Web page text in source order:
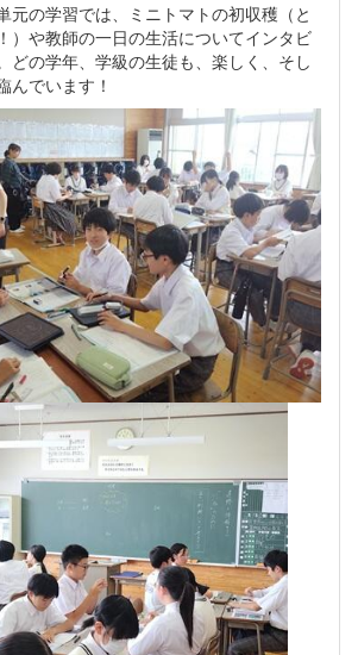
元の学習では、ミニトマトの初収穫（と
）や教師の一日の生活についてインタビ
どの学年、学級の生徒も、楽しく、そし
んでいます！